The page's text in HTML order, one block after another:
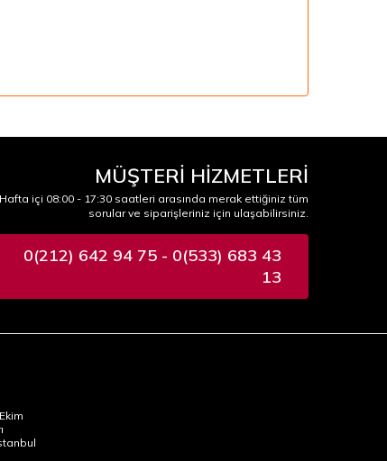
MÜŞTERİ HİZMETLERİ
Hafta içi 08:00 - 17:30 saatleri arasında merak ettiğiniz tüm
sorular ve siparişleriniz için ulaşabilirsiniz.
0(212) 642 94 75 - 0(533) 683 43
13